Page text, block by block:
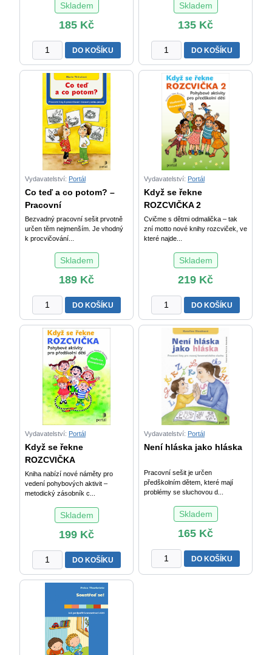
Skladem
185 Kč
Mluv
se
mnou
Pracovní
listy
rozvoj
dětské
řeči
množství
DO KOŠÍKU
Skladem
135 Kč
Rozvoj
vnímání
a
poznávání
množství
DO KOŠÍKU
Vydavatelství: Portál
Co teď a co potom? –
Pracovní
Bezvadný pracovní sešit prvotně
určen těm nejmenším. Je vhodný
k procvičování...
Skladem
189 Kč
teď
a
potom?
Pracovní
listy
procvičování
časové
posloupnosti
množství
DO KOŠÍKU
Vydavatelství: Portál
Když se řekne
ROZCVIČKA 2
Cvičme s dětmi odmalička – tak
zní motto nové knihy rozcviček, ve
které najde...
Skladem
219 Kč
Když
se
řekne
ROZCVIČKA
množství
DO KOŠÍKU
Vydavatelství: Portál
Když se řekne
ROZCVIČKA
Kniha nabízí nové náměty pro
vedení pohybových aktivit –
metodický zásobník c...
Skladem
199 Kč
Když
se
řekne
ROZCVIČKA
množství
DO KOŠÍKU
Vydavatelství: Portál
Není hláska jako hláska
Pracovní sešit je určen
předškolním dětem, které mají
problémy se sluchovou d...
Skladem
165 Kč
Není
hláska
DO KOŠÍKU